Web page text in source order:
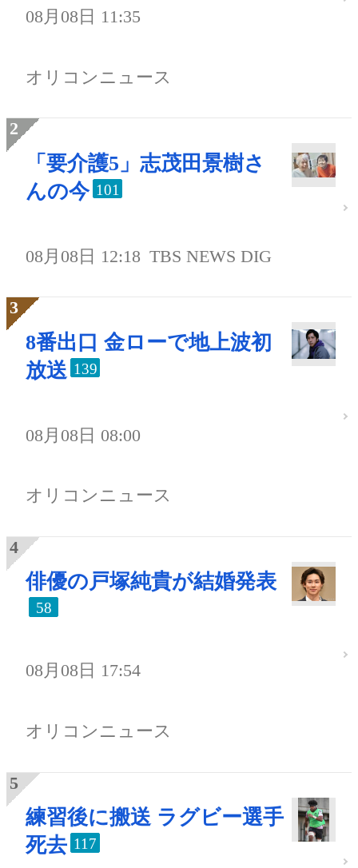
08月08日 11:35
オリコンニュース
「要介護5」志茂田景樹さ
んの今 101
08月08日 12:18 TBS NEWS DIG
8番出口 金ローで地上波初
放送 139
08月08日 08:00
オリコンニュース
俳優の戸塚純貴が結婚発表
58
08月08日 17:54
オリコンニュース
練習後に搬送 ラグビー選手
死去 117